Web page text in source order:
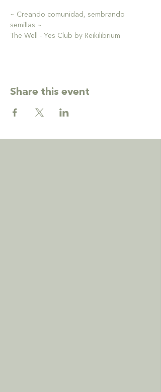
~ Creando comunidad, sembrando
semillas ~
The Well - Yes Club by Reikilibrium
Share this event